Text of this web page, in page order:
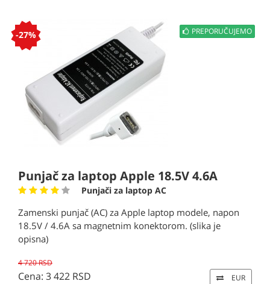
PREPORUČUJEMO
-27%
Punjač za laptop Apple 18.5V 4.6A
Punjači za laptop AC
Zamenski punjač (AC) za Apple laptop modele, napon
18.5V / 4.6A sa magnetnim konektorom. (slika je
opisna)
4 720 RSD
Cena: 3 422 RSD EUR